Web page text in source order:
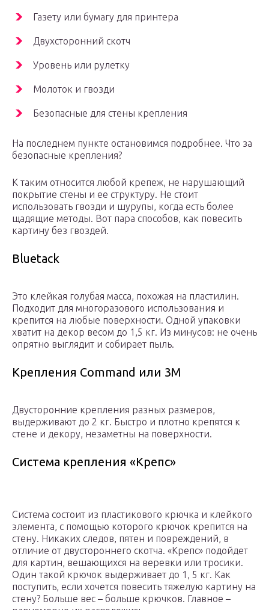
Газету или бумагу для принтера
Двухсторонний скотч
Уровень или рулетку
Молоток и гвозди
Безопасные для стены крепления
На последнем пункте остановимся подробнее. Что за
безопасные крепления?
К таким относится любой крепеж, не нарушающий
покрытие стены и ее структуру. Не стоит
использовать гвозди и шурупы, когда есть более
щадящие методы. Вот пара способов, как повесить
картину без гвоздей.
Bluetack
Это клейкая голубая масса, похожая на пластилин.
Подходит для многоразового использования и
крепится на любые поверхности. Одной упаковки
хватит на декор весом до 1,5 кг. Из минусов: не очень
опрятно выглядит и собирает пыль.
Крепления Command или 3М
Двусторонние крепления разных размеров,
выдерживают до 2 кг. Быстро и плотно крепятся к
стене и декору, незаметны на поверхности.
Система крепления «Крепс»
Система состоит из пластикового крючка и клейкого
элемента, с помощью которого крючок крепится на
стену. Никаких следов, пятен и повреждений, в
отличие от двустороннего скотча. «Крепс» подойдет
для картин, вешающихся на веревки или тросики.
Один такой крючок выдерживает до 1, 5 кг. Как
поступить, если хочется повесить тяжелую картину на
стену? Больше вес – больше крючков. Главное –